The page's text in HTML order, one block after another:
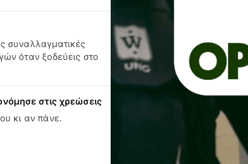
συναλλαγματικές
όταν ξοδεύεις στο
στις χρεώσεις
κι αν πάνε.